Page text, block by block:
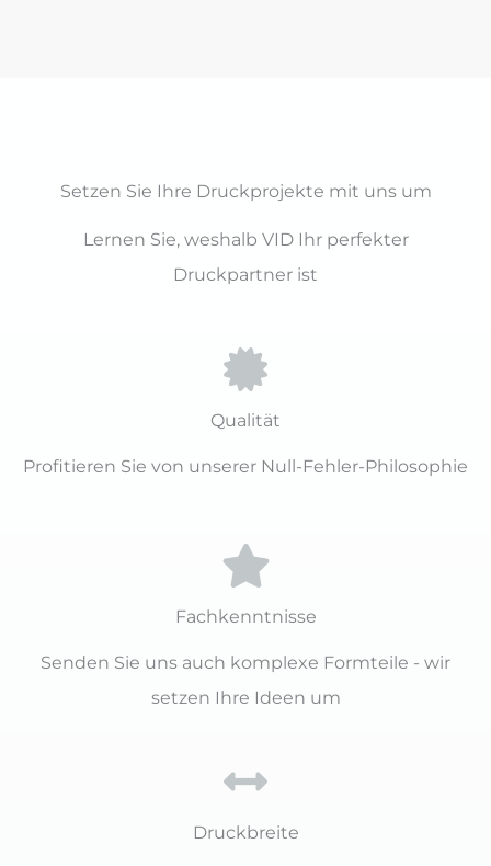
Setzen Sie Ihre Druckprojekte mit uns um
Lernen Sie, weshalb VID Ihr perfekter
Druckpartner ist
Qualität
Profitieren Sie von unserer Null-Fehler-Philosophie
Fachkenntnisse
Senden Sie uns auch komplexe Formteile - wir
setzen Ihre Ideen um
Druckbreite